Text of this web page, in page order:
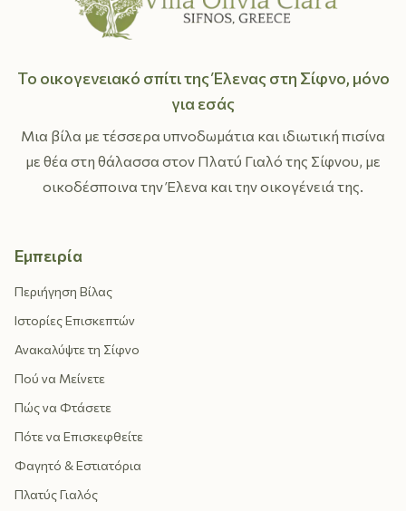
Το οικογενειακό σπίτι της Έλενας στη Σίφνο, μόνο
για εσάς
Μια βίλα με τέσσερα υπνοδωμάτια και ιδιωτική πισίνα
με θέα στη θάλασσα στον Πλατύ Γιαλό της Σίφνου, με
οικοδέσποινα την Έλενα και την οικογένειά της.
Εμπειρία
Περιήγηση Βίλας
Ιστορίες Επισκεπτών
Ανακαλύψτε τη Σίφνο
Πού να Μείνετε
Πώς να Φτάσετε
Πότε να Επισκεφθείτε
Φαγητό & Εστιατόρια
Πλατύς Γιαλός